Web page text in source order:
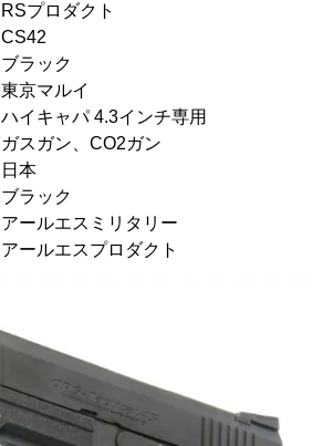
RSプロダクト
CS42
ブラック
東京マルイ
ハイキャパ 4.3インチ専用
ガスガン、CO2ガン
日本
ブラック
アールエスミリタリー
アールエスプロダクト